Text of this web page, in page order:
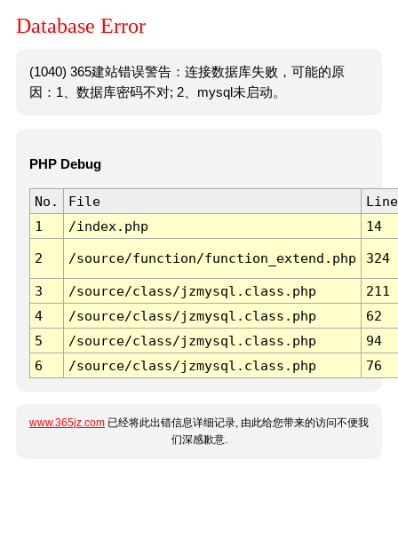
Database Error
(1040) 365建站错误警告：连接数据库失败，可能的原
因：1、数据库密码不对; 2、mysql未启动。
PHP Debug
No. File
Line
1
/index.php 14
2 /source/function/function_extend.php 324
3 /source/class/jzmysql.class.php
211
4
/source/class/jzmysql.class.php
62
5
/source/class/jzmysql.class.php
94
6
/source/class/jzmysql.class.php 76
www.365jz.com 已经将此出错信息详细记录, 由此给您带来的访问不便我
们深感歉意.